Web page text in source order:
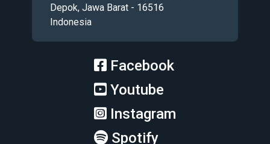
Depok, Jawa Barat - 16516
Indonesia
Facebook
Youtube
Instagram
Spotify